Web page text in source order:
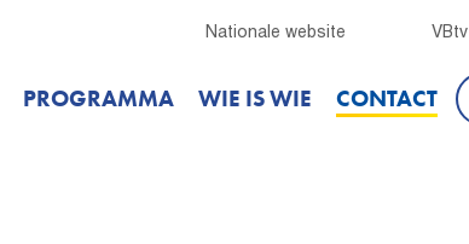
Nationale website VBtv
PROGRAMMA WIE IS WIE CONTACT